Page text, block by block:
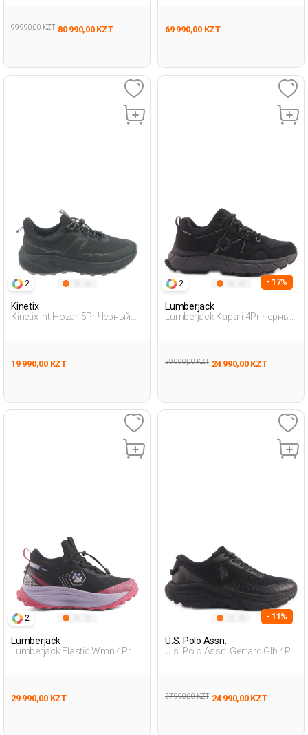
99 990,00 KZT 80 990,00 KZT 69 990,00 KZT
2
Kinetix
Kinetix Int-Hozar-5Pr Черный
19 990,00 KZT
2 - 17%
Lumberjack
Lumberjack Kapari 4Pr Черный
29 990,00 KZT 24 990,00 KZT
2
Lumberjack
Lumberjack Elastic Wmn 4Pr
29 990,00 KZT
- 11%
U.S. Polo Assn.
U.s. Polo Assn. Gerrard Glb 4Pr
27 990,00 KZT 24 990,00 KZT